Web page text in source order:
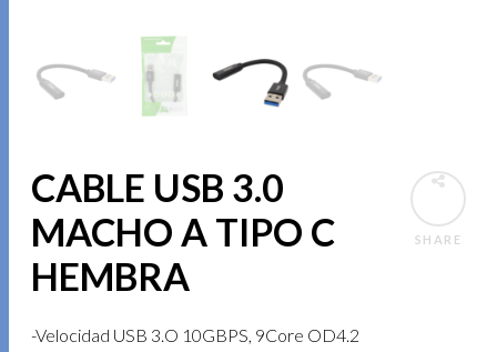
SHARE
CABLE USB 3.0
MACHO A TIPO C
HEMBRA
-Velocidad USB 3.O 10GBPS, 9Core OD4.2